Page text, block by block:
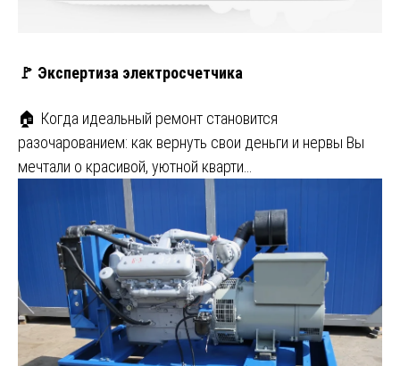
🚩 Экспертиза электросчетчика
🏠 Когда идеальный ремонт становится
разочарованием: как вернуть свои деньги и нервы Вы
мечтали о красивой, уютной кварти…